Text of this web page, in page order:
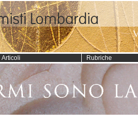
Articoli Rubriche